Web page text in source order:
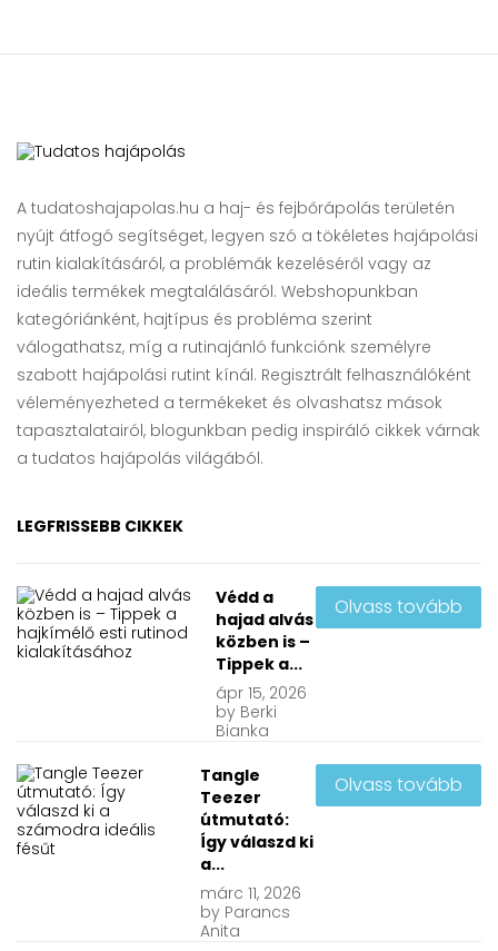
A tudatoshajapolas.hu a haj- és fejbőrápolás területén
nyújt átfogó segítséget, legyen szó a tökéletes hajápolási
rutin kialakításáról, a problémák kezeléséről vagy az
ideális termékek megtalálásáról. Webshopunkban
kategóriánként, hajtípus és probléma szerint
válogathatsz, míg a rutinajánló funkciónk személyre
szabott hajápolási rutint kínál. Regisztrált felhasználóként
véleményezheted a termékeket és olvashatsz mások
tapasztalatairól, blogunkban pedig inspiráló cikkek várnak
a tudatos hajápolás világából.
LEGFRISSEBB CIKKEK
Védd a
hajad alvás
közben is –
Tippek a...
ápr15, 2026
by Berki
Bianka
Olvass tovább
Tangle
Teezer
útmutató:
Így válaszd ki
a...
márc11, 2026
by Parancs
Anita
Olvass tovább